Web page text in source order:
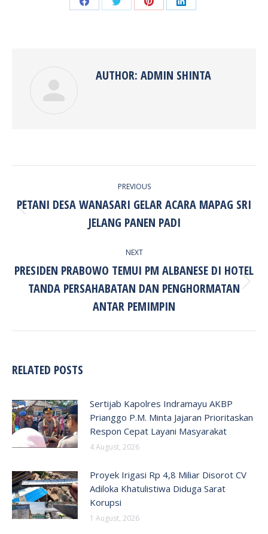
Share Share Share Share
AUTHOR: ADMIN SHINTA
PREVIOUS
Previous
post:
PETANI DESA WANASARI GELAR ACARA MAPAG SRI
JELANG PANEN PADI
NEXT
Next
post:
PRESIDEN PRABOWO TEMUI PM ALBANESE DI HOTEL
TANDA PERSAHABATAN DAN PENGHORMATAN
ANTAR PEMIMPIN
RELATED POSTS
Sertijab Kapolres Indramayu AKBP
Prianggo P.M. Minta Jajaran Prioritaskan
Respon Cepat Layani Masyarakat
4 August, 2026
Proyek Irigasi Rp 4,8 Miliar Disorot CV
Adiloka Khatulistiwa Diduga Sarat
Korupsi
1 August, 2026